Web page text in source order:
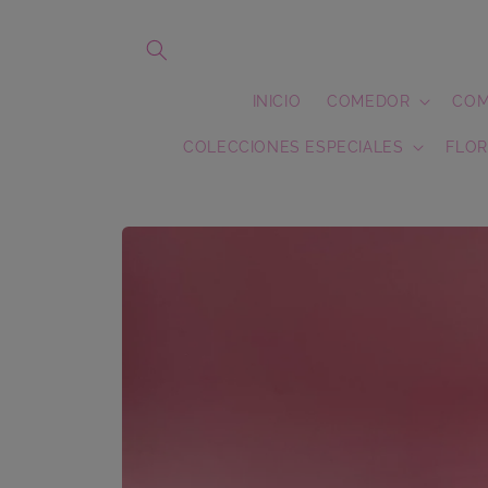
INICIO COMEDOR
COLECCIONES ESPECIALES
directamente